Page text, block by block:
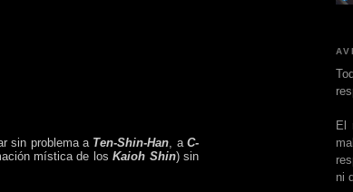
sin problema a Ten-Shin-Han, aC-
mística de losKaioh Shin) sin
El
ni